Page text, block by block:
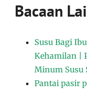
Bacaan
Susu Bagi
Kehamilan |
Minum Susu
Pantai pasir